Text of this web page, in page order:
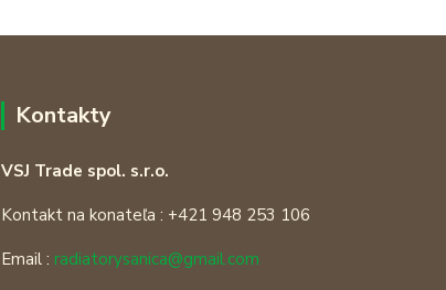
Kontakty
VSJ Trade spol. s.r.o.
Kontakt na konateľa : +421 948 253 106
Email : radiatorysanica@gmail.com